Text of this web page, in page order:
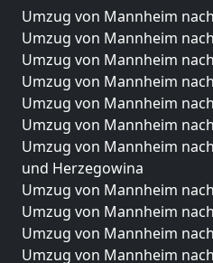
Umzug von Mannheim
Umzug von Mannheim
Umzug von Mannheim
Umzug von Mannheim
Umzug von Mannheim
Umzug von Mannheim
Umzug von Mannheim
und Herzegowina
Umzug von Mannheim
Umzug von Mannheim
Umzug von Mannheim
Umzug von Mannheim